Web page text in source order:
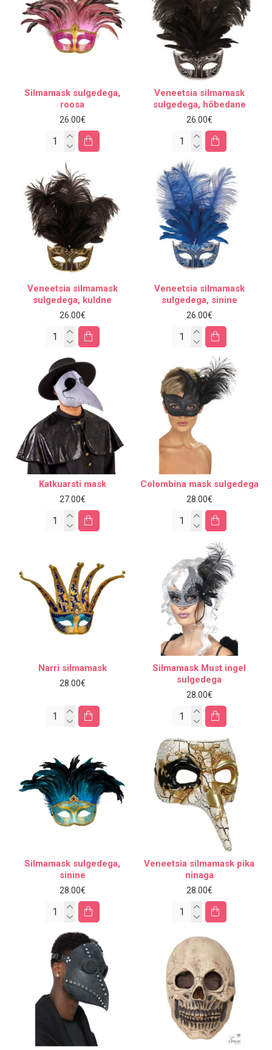
Silmamask sulgedega,
roosa
26.00€
Veneetsia silmamask
sulgedega, hõbedane
26.00€
Veneetsia silmamask
sulgedega, kuldne
26.00€
Veneetsia silmamask
sulgedega, sinine
26.00€
Katkuarsti mask
27.00€
Colombina mask sulgedega
28.00€
Narri silmamask
28.00€
Silmamask Must ingel
sulgedega
28.00€
Silmamask sulgedega,
sinine
28.00€
Veneetsia silmamask pika
ninaga
28.00€